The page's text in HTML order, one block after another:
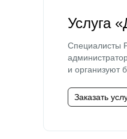
Услуга
Специалисты
и организуют
Заказать